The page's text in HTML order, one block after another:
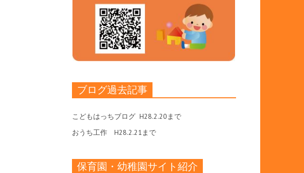
ブログ過去記事
こどもはっちブログ H28.2.20まで
おうち工作 H28.2.21まで
保育園・幼稚園サイト紹介